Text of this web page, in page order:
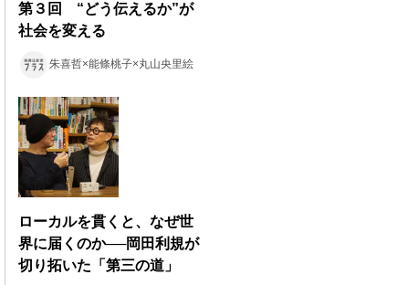
第３回 “どう伝えるか”が
社会を変える
朱喜哲×能條桃子×丸山央里絵
ローカルを貫くと、なぜ世
界に届くのか──岡田利規が
切り拓いた「第三の道」